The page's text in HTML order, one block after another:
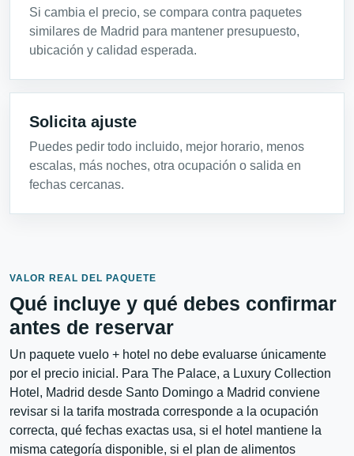
Si cambia el precio, se compara contra paquetes
similares de Madrid para mantener presupuesto,
ubicación y calidad esperada.
Solicita ajuste
Puedes pedir todo incluido, mejor horario, menos
escalas, más noches, otra ocupación o salida en
fechas cercanas.
VALOR REAL DEL PAQUETE
Qué incluye y qué debes confirmar
antes de reservar
Un paquete vuelo + hotel no debe evaluarse únicamente
por el precio inicial. Para The Palace, a Luxury Collection
Hotel, Madrid desde Santo Domingo a Madrid conviene
revisar si la tarifa mostrada corresponde a la ocupación
correcta, qué fechas exactas usa, si el hotel mantiene la
misma categoría disponible, si el plan de alimentos